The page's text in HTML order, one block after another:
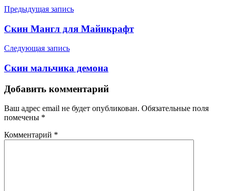
Предыдущая запись
Скин Мангл для Майнкрафт
Следующая запись
Скин мальчика демона
Добавить комментарий
Ваш адрес email не будет опубликован. Обязательные поля
помечены *
Комментарий *